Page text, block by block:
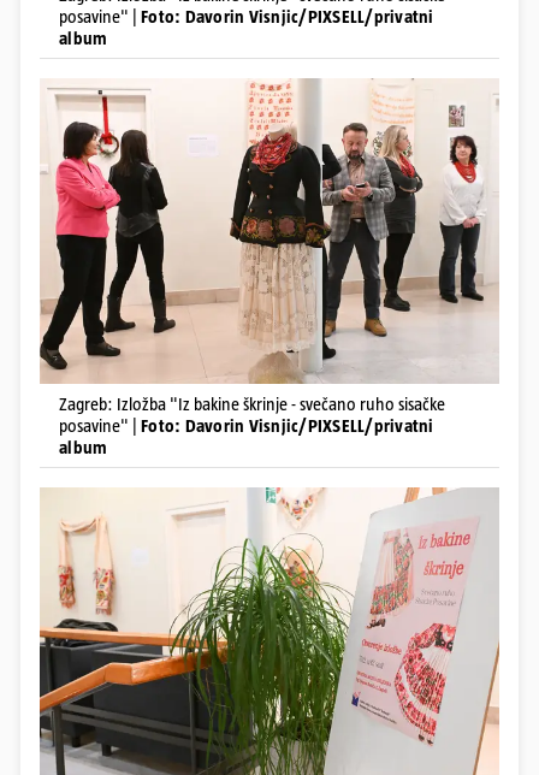
posavine" | Foto: Davorin Visnjic/PIXSELL/privatni
album
Zagreb: Izložba "Iz bakine škrinje - svečano ruho sisačke
posavine" | Foto: Davorin Visnjic/PIXSELL/privatni
album